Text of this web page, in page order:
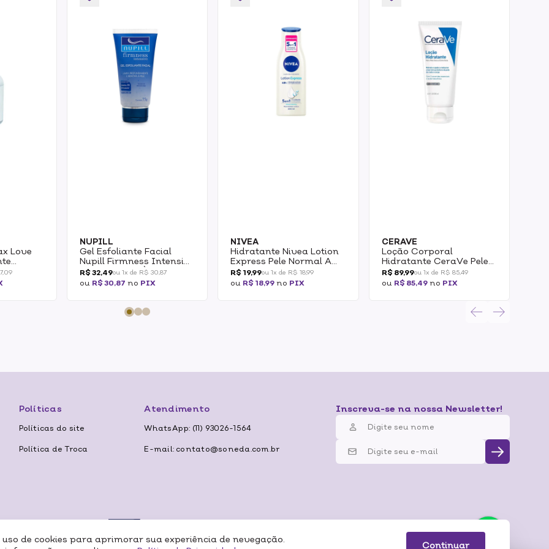
de cookies para aprimorar sua experiência de nevegação.
Continuar
Love
NUPILL
Gel Esfoliante Facial
Nupill Firmness Intensive
75g Pele Seca À Normal
R$ 32,49ou 1x de R$ 30,87
ou R$ 30,87 no PIX
NIVEA
Hidratante Nivea Lotion
Express Pele Normal A
Seca 200ml
R$ 19,99ou 1x de R$ 18,99
ou R$ 18,99 no PIX
CERAVE
Loção Corporal
Hidratante CeraVe Pele
Seca E Extra Seca 200ml
R$ 89,99ou 1x de R$ 85,49
ou R$ 85,49no PIX
Políticas
Políticas do site
Política de Troca
Atendimento
WhatsApp: (11) 93026-1564
E-mail: contato@soneda.com.br
Inscreva-se na nossa Newsletter!
Formas de Pagamentos